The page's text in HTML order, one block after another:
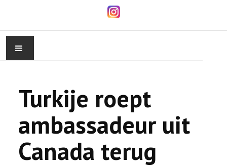
ACTUALITÉ
COMMUNAUTÉ
EVÉNEMENTS
Turkije roept
ambassadeur uit
Canada terug